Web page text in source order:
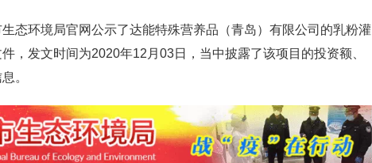
态环境局官网公示了达能特殊营养品（青岛）有限公司的乳粉灌
，发文时间为2020年12月03日，当中披露了该项目的投资额、
。